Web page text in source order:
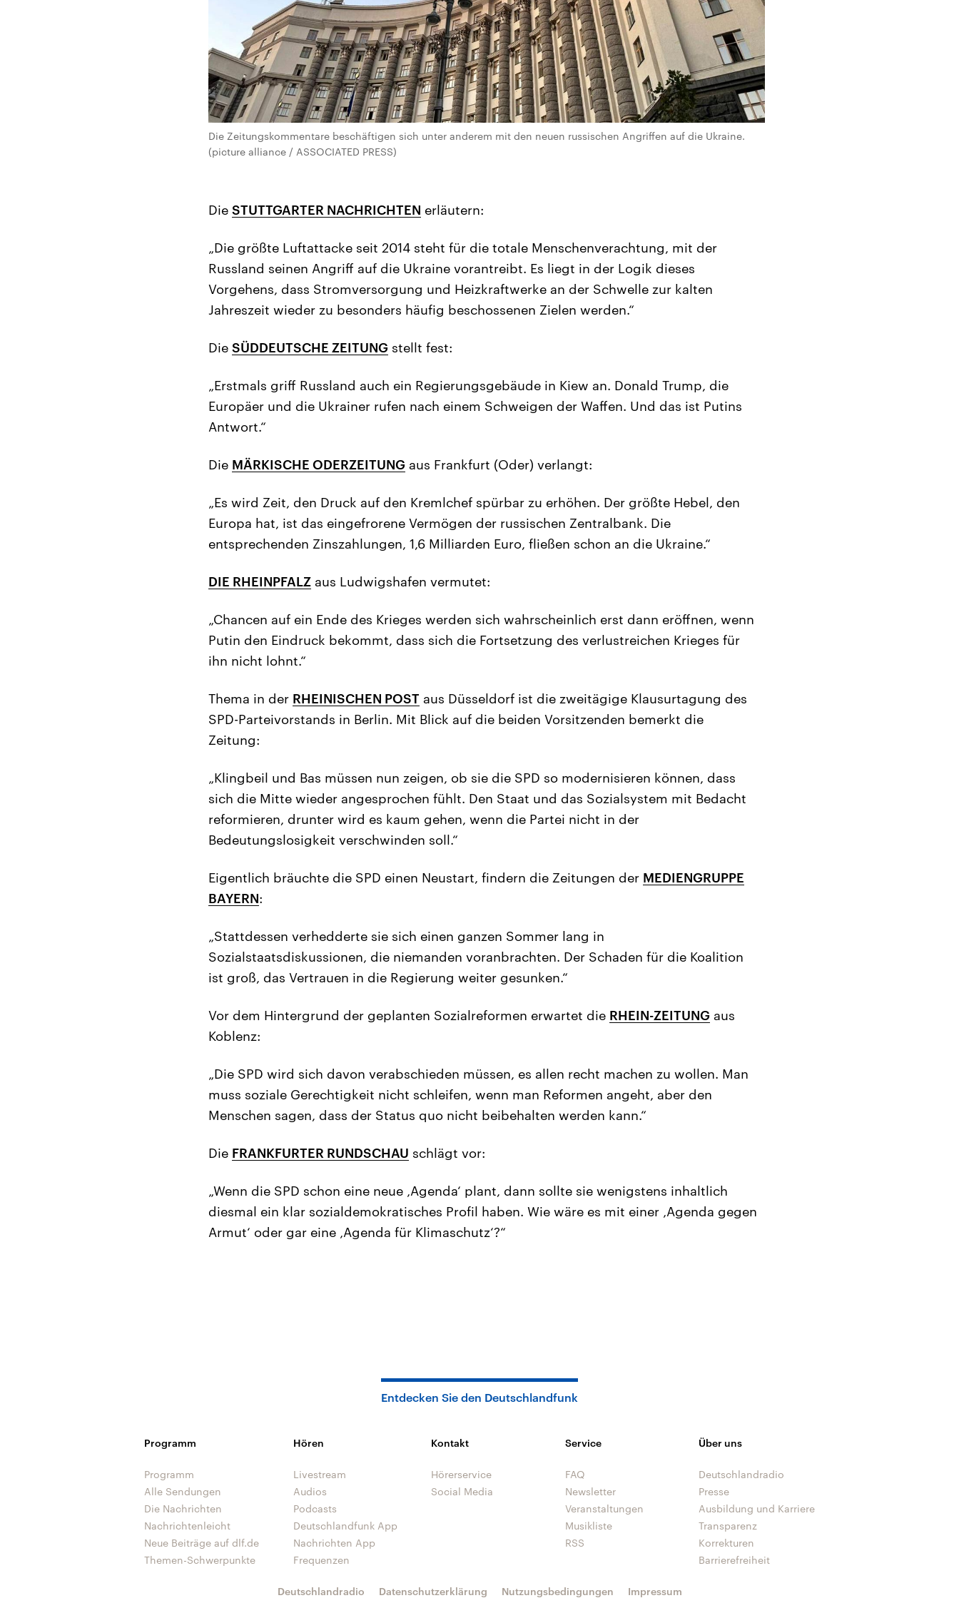
Die Zeitungskommentare beschäftigen sich unter anderem mit den neuen russischen Angriffen auf die Ukraine.
(picture alliance / ASSOCIATED PRESS)
Die STUTTGARTER NACHRICHTEN erläutern:
„Die größte Luftattacke seit 2014 steht für die totale Menschenverachtung, mit der
Russland seinen Angriff auf die Ukraine vorantreibt. Es liegt in der Logik dieses
Vorgehens, dass Stromversorgung und Heizkraftwerke an der Schwelle zur kalten
Jahreszeit wieder zu besonders häufig beschossenen Zielen werden.“
Die SÜDDEUTSCHE ZEITUNG stellt fest:
„Erstmals griff Russland auch ein Regierungsgebäude in Kiew an. Donald Trump, die
Europäer und die Ukrainer rufen nach einem Schweigen der Waffen. Und das ist Putins
Antwort.“
Die MÄRKISCHE ODERZEITUNG aus Frankfurt (Oder) verlangt:
„Es wird Zeit, den Druck auf den Kremlchef spürbar zu erhöhen. Der größte Hebel, den
Europa hat, ist das eingefrorene Vermögen der russischen Zentralbank. Die
entsprechenden Zinszahlungen, 1,6 Milliarden Euro, fließen schon an die Ukraine.“
DIE RHEINPFALZ aus Ludwigshafen vermutet:
„Chancen auf ein Ende des Krieges werden sich wahrscheinlich erst dann eröffnen, wenn
Putin den Eindruck bekommt, dass sich die Fortsetzung des verlustreichen Krieges für
ihn nicht lohnt.“
Thema in der RHEINISCHEN POST aus Düsseldorf ist die zweitägige Klausurtagung des
SPD-Parteivorstands in Berlin. Mit Blick auf die beiden Vorsitzenden bemerkt die
Zeitung:
„Klingbeil und Bas müssen nun zeigen, ob sie die SPD so modernisieren können, dass
sich die Mitte wieder angesprochen fühlt. Den Staat und das Sozialsystem mit Bedacht
reformieren, drunter wird es kaum gehen, wenn die Partei nicht in der
Bedeutungslosigkeit verschwinden soll.“
Eigentlich bräuchte die SPD einen Neustart, findern die Zeitungen der MEDIENGRUPPE
BAYERN:
„Stattdessen verhedderte sie sich einen ganzen Sommer lang in
Sozialstaatsdiskussionen, die niemanden voranbrachten. Der Schaden für die Koalition
ist groß, das Vertrauen in die Regierung weiter gesunken.“
Vor dem Hintergrund der geplanten Sozialreformen erwartet die RHEIN-ZEITUNG aus
Koblenz:
„Die SPD wird sich davon verabschieden müssen, es allen recht machen zu wollen. Man
muss soziale Gerechtigkeit nicht schleifen, wenn man Reformen angeht, aber den
Menschen sagen, dass der Status quo nicht beibehalten werden kann.“
Die FRANKFURTER RUNDSCHAU schlägt vor:
„Wenn die SPD schon eine neue ‚Agenda‘ plant, dann sollte sie wenigstens inhaltlich
diesmal ein klar sozialdemokratisches Profil haben. Wie wäre es mit einer ‚Agenda gegen
Armut‘ oder gar eine ‚Agenda für Klimaschutz‘?“
Entdecken Sie den Deutschlandfunk
Programm
Programm
Alle Sendungen
Die Nachrichten
Nachrichtenleicht
Neue Beiträge auf dlf.de
Themen-Schwerpunkte
Hören
Livestream
Audios
Podcasts
Deutschlandfunk App
Nachrichten App
Frequenzen
Kontakt
Hörerservice
Social Media
Service
FAQ
Newsletter
Veranstaltungen
Musikliste
RSS
Über uns
Deutschlandradio
Presse
Ausbildung und Karriere
Transparenz
Korrekturen
Barrierefreiheit
Deutschlandradio Datenschutzerklärung Nutzungsbedingungen Impressum